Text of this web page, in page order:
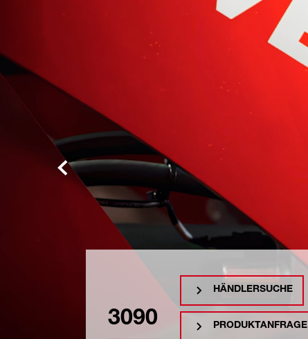
3090
HÄNDLERSUCHE
PRODUKTANFRAGE